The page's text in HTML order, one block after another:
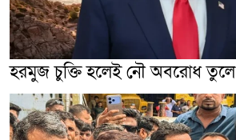
হরমুজ চুক্তি হলেই নৌ অবরোধ তুলে